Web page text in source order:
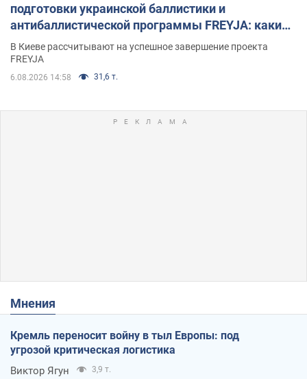
подготовки украинской баллистики и
антибаллистической программы FREYJA: какие
решения готовятся
В Киеве рассчитывают на успешное завершение проекта
FREYJA
6.08.2026 14:58 31,6 т.
Мнения
Кремль переносит войну в тыл Европы: под
угрозой критическая логистика
Виктор Ягун 3,9 т.